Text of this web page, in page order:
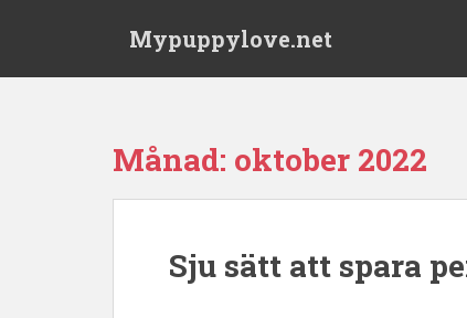
Mypuppylove.net
Månad: oktober 2022
Sju sätt att spara